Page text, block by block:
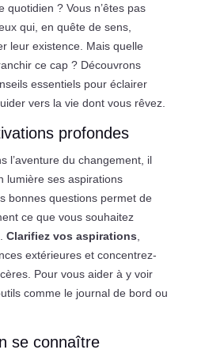
quotidien ? Vous n’êtes pas
qui, en quête de sens,
leur existence. Mais quelle
ce cap ? Découvrons
essentiels pour éclairer
vers la vie dont vous rêvez.
profondes
l’aventure du changement, il
lumière ses aspirations
bonnes questions permet de
ce que vous souhaitez
Clarifiez vos aspirations
extérieures et concentrez-
Pour vous aider à y voir
comme le journal de bord ou
se connaître